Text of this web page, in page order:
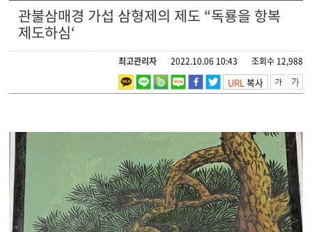
관불삼매경 가섭 삼형제의 제도 “독룡을 항복
제도하심‘
조회수 12,988
2022.10.06 10:43
최고관리자
URL복사